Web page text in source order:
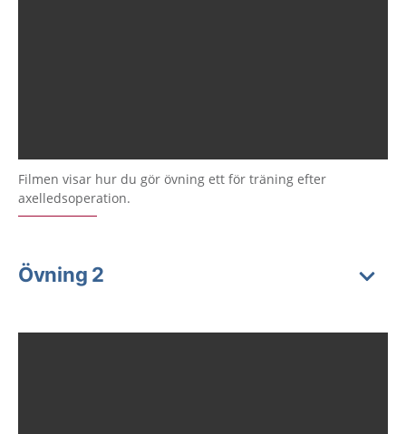
Filmen visar hur du gör övning ett för träning efter
axelledsoperation.
Övning 2